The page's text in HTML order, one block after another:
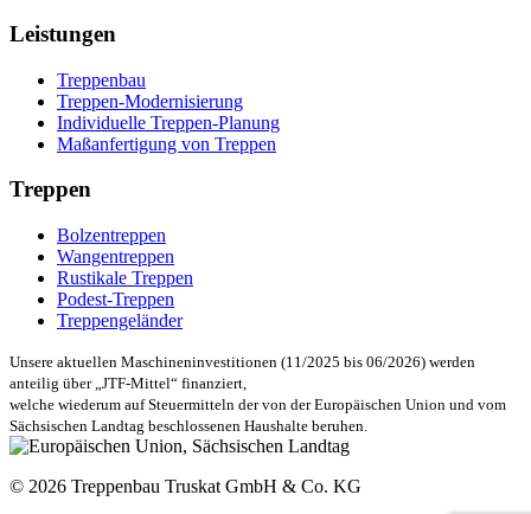
Leistungen
Treppenbau
Treppen-Modernisierung
Individuelle Treppen-Planung
Maßanfertigung von Treppen
Treppen
Bolzentreppen
Wangentreppen
Rustikale Treppen
Podest-Treppen
Treppengeländer
Unsere aktuellen Maschineninvestitionen (11/2025 bis 06/2026) werden
anteilig über „JTF-Mittel“ finanziert,
welche wiederum auf Steuermitteln der von der Europäischen Union und vom
Sächsischen Landtag beschlossenen Haushalte beruhen.
© 2026 Treppenbau Truskat GmbH & Co. KG